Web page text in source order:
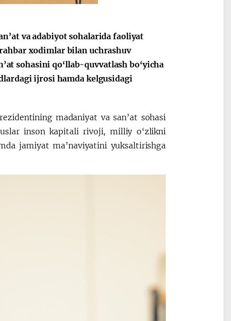
va adabiyot sohalarida faoliyat
xodimlar bilan uchrashuv
sohasini qo‘llab-quvvatlash bo‘yicha
ijrosi hamda kelgusidagi
madaniyat va san’at sohasi
inson kapitali rivoji, milliy o‘zlikni
jamiyat ma’naviyatini yuksaltirishga